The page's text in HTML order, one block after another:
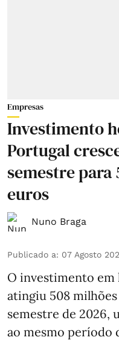
Empresas
Investimento
Portugal
semestre para
euros
Nuno Braga
Publicado a: 07 Agosto
O investimento
atingiu 508
semestre de 2026,
ao mesmo período